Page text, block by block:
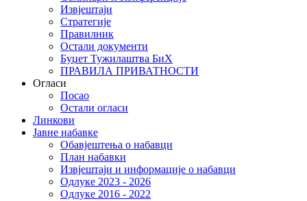
Извјештаји
Стратегије
Правилник
Остали документи
Буџет Тужилаштва БиХ
ПРАВИЛА ПРИВАТНОСТИ
Огласи
Посао
Остали огласи
Линкови
Јавне набавке
Обавјештења о набавци
План набавки
Извјештаји и информације о набавци
Одлуке 2023 - 2026
Одлуке 2016 - 2022